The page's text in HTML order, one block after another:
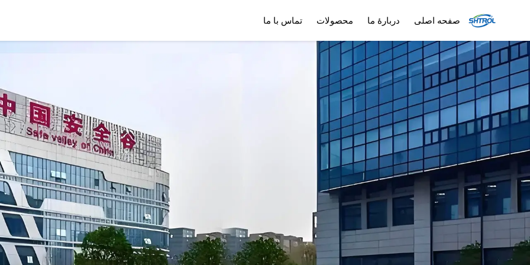
صفحه اصلی دربارهٔ ما محصولات تماس با ما